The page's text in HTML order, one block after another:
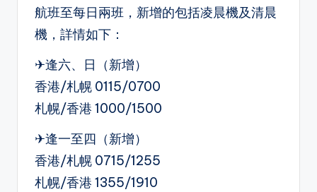
航班至每日兩班，新增的包括凌晨機及清晨
機，詳情如下：
✈逢六、日（新增）
香港/札幌 0115/0700
札幌/香港 1000/1500
✈逢一至四（新增）
香港/札幌 0715/1255
札幌/香港 1355/1910